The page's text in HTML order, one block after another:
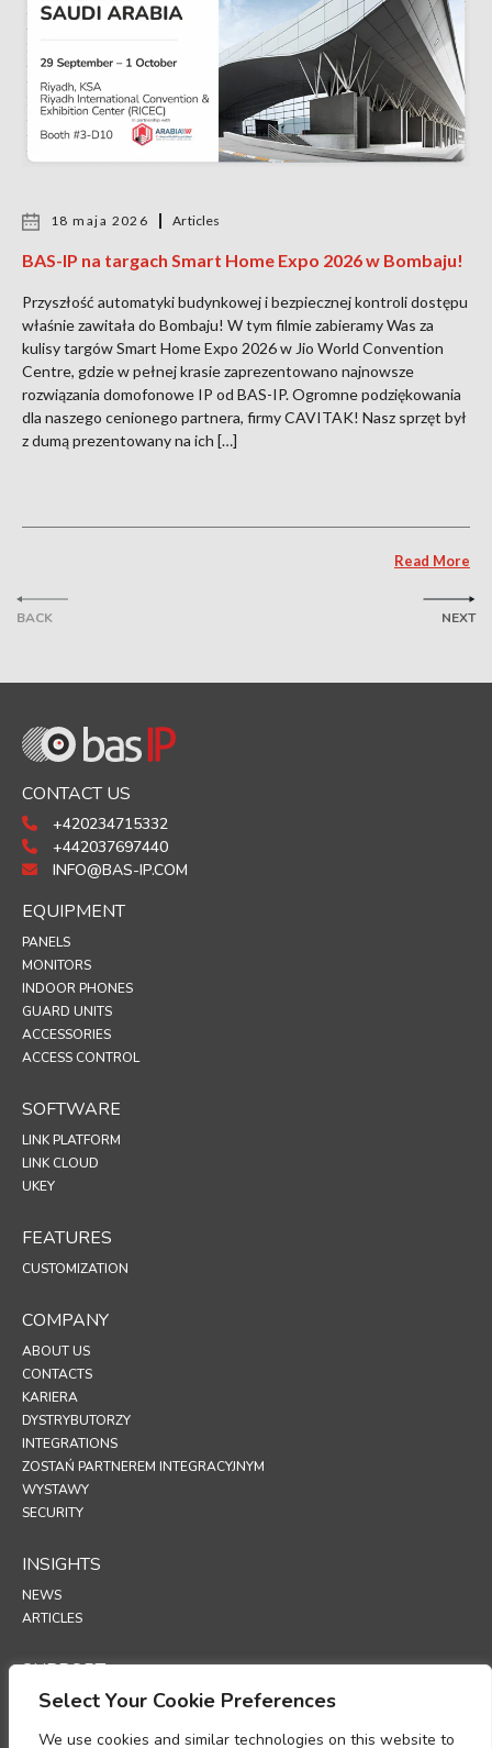
Select Your Cookie Preferences
We use cookies and similar technologies on this website to
BACK
18 maja 2026 Articles
BAS-IP na targach Smart Home Expo 2026 w Bombaju!
Przyszłość automatyki budynkowej i bezpiecznej kontroli dostępu
właśnie zawitała do Bombaju! W tym filmie zabieramy Was za
kulisy targów Smart Home Expo 2026 w Jio World Convention
Centre, gdzie w pełnej krasie zaprezentowano najnowsze
rozwiązania domofonowe IP od BAS-IP. Ogromne podziękowania
dla naszego cenionego partnera, firmy CAVITAK! Nasz sprzęt był
z dumą prezentowany na ich […]
Read More
NEXT
CONTACT US
+420234715332
+442037697440
INFO@BAS-IP.COM
EQUIPMENT
PANELS
MONITORS
INDOOR PHONES
GUARD UNITS
ACCESSORIES
ACCESS CONTROL
SOFTWARE
LINK PLATFORM
LINK CLOUD
UKEY
FEATURES
CUSTOMIZATION
COMPANY
ABOUT US
CONTACTS
KARIERA
DYSTRYBUTORZY
INTEGRATIONS
ZOSTAŃ PARTNEREM INTEGRACYJNYM
WYSTAWY
SECURITY
INSIGHTS
NEWS
ARTICLES
SUPPORT
TECHNICAL PORTAL